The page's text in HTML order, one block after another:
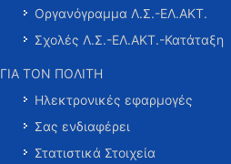
Οργανόγραμμα Λ.Σ.-ΕΛ.ΑΚΤ.
Σχολές Λ.Σ.-ΕΛ.ΑΚΤ.-Κατάταξη
ΓΙΑ ΤΟΝ ΠΟΛΙΤΗ
Ηλεκτρονικές εφαρμογές
Σας ενδιαφέρει
Στατιστικά Στοιχεία